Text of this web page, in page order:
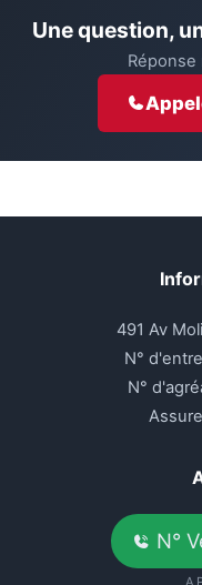
Une question,
Réponse
491 Av
N°
N°
N°